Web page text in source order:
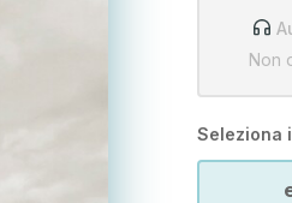
Non
Seleziona